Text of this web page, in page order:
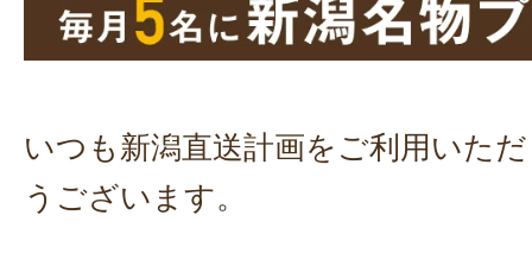
いつも新潟直送計画をご利用いた
うございます。